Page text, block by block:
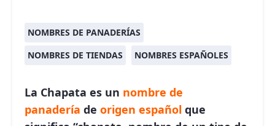
NOMBRES DE PANADERÍAS
NOMBRES DE TIENDAS
NOMBRES ESPAÑOLES
La Chapata es un nombre de
panadería de origen español que